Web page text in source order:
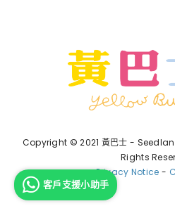
Copyright © 2021 黃巴士 -
Rights
Privacy Notice -
客戶支援小助手